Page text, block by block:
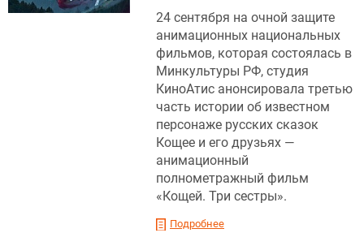
24 сентября на очной защите
анимационных национальных
фильмов, которая состоялась в
Минкультуры РФ, студия
КиноАтис анонсировала третью
часть истории об известном
персонаже русских сказок
Кощее и его друзьях —
анимационный
полнометражный фильм
«Кощей. Три сестры».
Подробнее